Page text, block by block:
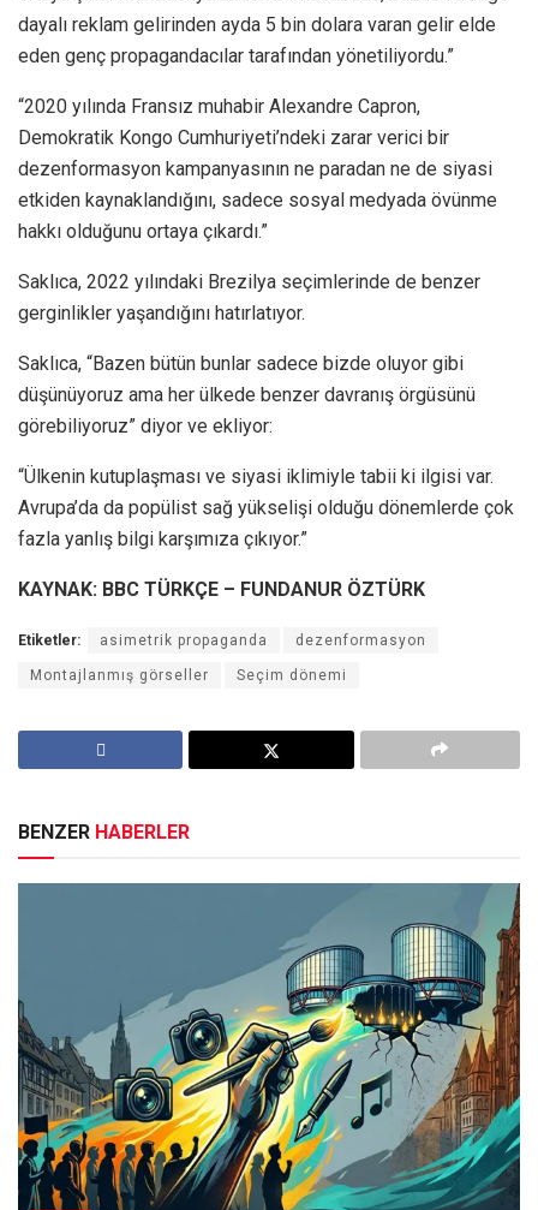
dayalı reklam gelirinden ayda 5 bin dolara varan gelir elde
eden genç propagandacılar tarafından yönetiliyordu.”
“2020 yılında Fransız muhabir Alexandre Capron,
Demokratik Kongo Cumhuriyeti’ndeki zarar verici bir
dezenformasyon kampanyasının ne paradan ne de siyasi
etkiden kaynaklandığını, sadece sosyal medyada övünme
hakkı olduğunu ortaya çıkardı.”
Saklıca, 2022 yılındaki Brezilya seçimlerinde de benzer
gerginlikler yaşandığını hatırlatıyor.
Saklıca, “Bazen bütün bunlar sadece bizde oluyor gibi
düşünüyoruz ama her ülkede benzer davranış örgüsünü
görebiliyoruz” diyor ve ekliyor:
“Ülkenin kutuplaşması ve siyasi iklimiyle tabii ki ilgisi var.
Avrupa’da da popülist sağ yükselişi olduğu dönemlerde çok
fazla yanlış bilgi karşımıza çıkıyor.”
KAYNAK: BBC TÜRKÇE – FUNDANUR ÖZTÜRK
Etiketler: asimetrik propaganda dezenformasyon
Montajlanmış görseller Seçim dönemi
BENZER HABERLER